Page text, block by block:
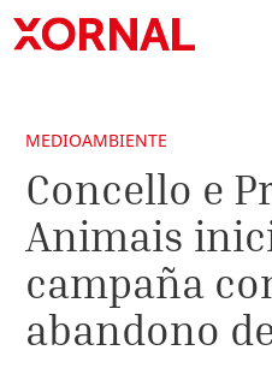
MEDIOAMBIENTE
Concello e
Animais
campaña
abandono